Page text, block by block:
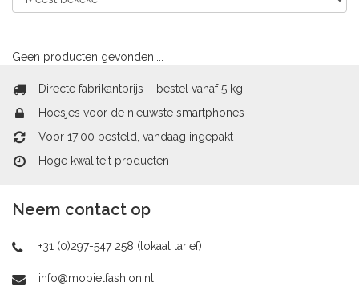
Geen producten gevonden!...
Directe fabrikantprijs – bestel vanaf 5 kg
Hoesjes voor de nieuwste smartphones
Voor 17:00 besteld, vandaag ingepakt
Hoge kwaliteit producten
Neem contact op
+31 (0)297-547 258 (lokaal tarief)
info@mobielfashion.nl